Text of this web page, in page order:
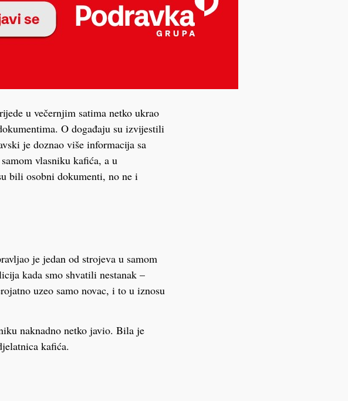
u večernjim satima netko ukrao
O događaju su izvijestili
je doznao više informacija sa
vlasniku kafića, a u
bili osobni dokumenti, no ne i
je jedan od strojeva u samom
kada smo shvatili nestanak –
uzeo samo novac, i to u iznosu
naknadno netko javio. Bila je
kafića.